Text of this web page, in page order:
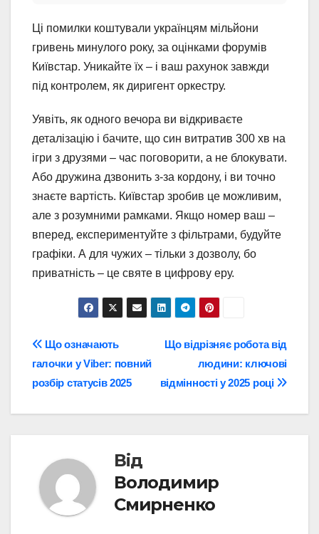
Ці помилки коштували українцям мільйони
гривень минулого року, за оцінками форумів
Київстар. Уникайте їх – і ваш рахунок завжди
під контролем, як диригент оркестру.
Уявіть, як одного вечора ви відкриваєте
деталізацію і бачите, що син витратив 300 хв на
ігри з друзями – час поговорити, а не блокувати.
Або дружина дзвонить з-за кордону, і ви точно
знаєте вартість. Київстар зробив це можливим,
але з розумними рамками. Якщо номер ваш –
вперед, експериментуйте з фільтрами, будуйте
графіки. А для чужих – тільки з дозволу, бо
приватність – це святе в цифрову еру.
Навігація
записів
Що відрізняє робота від
людини: ключові
відмінності у 2025 році
Що означають
галочки у Viber: повний
розбір статусів 2025
Від
Володимир
Смирненко